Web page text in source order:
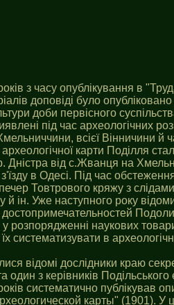
з часу опублікування в
доповіді було
доби первісного
під час археологічних
всієї Вінничини й
карти Поділля
Дністра від с.Жванця на
з'їзду в Одесі. Під час
Товтрового кряжу з
й ін. Уже наступного року
у розпорядженні наукових
систематизувати в
відомі дослідники краю
з керівників
систематично публікував
карты" (1901). У